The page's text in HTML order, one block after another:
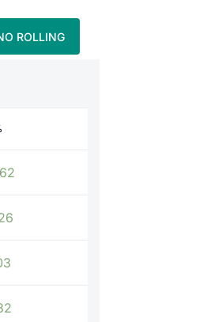
ROLLING